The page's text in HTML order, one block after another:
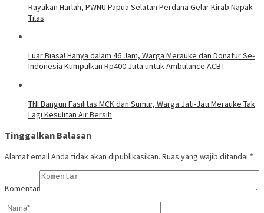
Rayakan Harlah, PWNU Papua Selatan Perdana Gelar Kirab Napak
Tilas
Luar Biasa! Hanya dalam 46 Jam, Warga Merauke dan Donatur Se-
Indonesia Kumpulkan Rp400 Juta untuk Ambulance ACBT
TNI Bangun Fasilitas MCK dan Sumur, Warga Jati-Jati Merauke Tak
Lagi Kesulitan Air Bersih
Tinggalkan Balasan
Alamat email Anda tidak akan dipublikasikan. Ruas yang wajib ditandai *
Komentar